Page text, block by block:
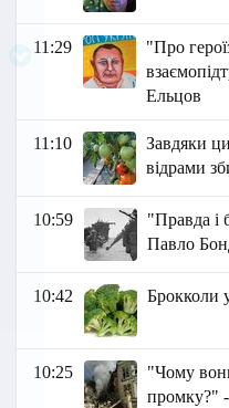
11:29
"Про
Ельцов
11:10
Завдяки
відрами
10:59
"Правда і
Павло
10:42 Брокколи
10:25
"Чому
промку?"